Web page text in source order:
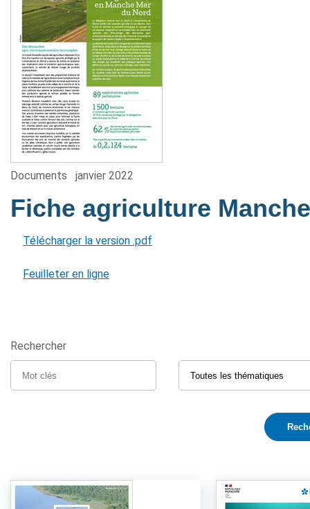
Documents janvier 2022
Fiche agriculture
Télécharger la version .pdf
Feuilleter en ligne
Rechercher